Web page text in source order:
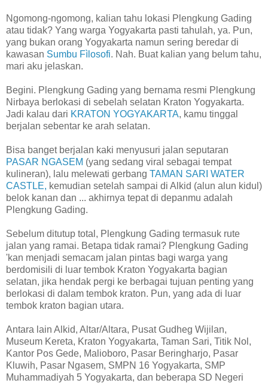
Ngomong-ngomong, kalian tahu lokasi Plengkung Gading
atau tidak? Yang warga Yogyakarta pasti tahulah, ya. Pun,
yang bukan orang Yogyakarta namun sering beredar di
kawasan Sumbu Fìlosofi. Nah. Buat kalian yang belum tahu,
mari aku jelaskan.
Begini. Plengkung Gading yang bernama resmi Plengkung
Nirbaya berlokasi di sebelah selatan Kraton Yogyakarta.
Jadi kalau dari KRATON YOGYAKARTA, kamu tinggal
berjalan sebentar ke arah selatan.
Bisa banget berjalan kaki menyusuri jalan seputaran
PASAR NGASEM (yang sedang viral sebagai tempat
kulineran), lalu melewati gerbang TAMAN SARI WATER
CASTLE, kemudian setelah sampai di Alkid (alun alun kidul)
belok kanan dan ... akhirnya tepat di depanmu adalah
Plengkung Gading.
Sebelum ditutup total, Plengkung Gading termasuk rute
jalan yang ramai. Betapa tidak ramai? Plengkung Gading
'kan menjadi semacam jalan pintas bagi warga yang
berdomisili di luar tembok Kraton Yogyakarta bagian
selatan, jika hendak pergi ke berbagai tujuan penting yang
berlokasi di dalam tembok kraton. Pun, yang ada di luar
tembok kraton bagian utara.
Antara lain Alkid, Altar/Altara, Pusat Gudheg Wijilan,
Museum Kereta, Kraton Yogyakarta, Taman Sari, Titik Nol,
Kantor Pos Gede, Malioboro, Pasar Beringharjo, Pasar
Kluwih, Pasar Ngasem, SMPN 16 Yogyakarta, SMP
Muhammadiyah 5 Yogyakarta, dan beberapa SD Negeri